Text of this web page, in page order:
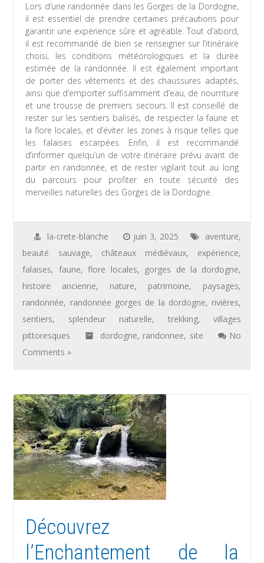
Lors d’une randonnée dans les Gorges de la Dordogne,
il est essentiel de prendre certaines précautions pour
garantir une expérience sûre et agréable. Tout d’abord,
il est recommandé de bien se renseigner sur l’itinéraire
choisi, les conditions météorologiques et la durée
estimée de la randonnée. Il est également important
de porter des vêtements et des chaussures adaptés,
ainsi que d’emporter suffisamment d’eau, de nourriture
et une trousse de premiers secours. Il est conseillé de
rester sur les sentiers balisés, de respecter la faune et
la flore locales, et d’éviter les zones à risque telles que
les falaises escarpées. Enfin, il est recommandé
d’informer quelqu’un de votre itinéraire prévu avant de
partir en randonnée, et de rester vigilant tout au long
du parcours pour profiter en toute sécurité des
merveilles naturelles des Gorges de la Dordogne.
la-crete-blanche juin 3, 2025 aventure,
beauté sauvage, châteaux médiévaux, expérience,
falaises, faune,flore locales, gorges de la dordogne,
histoire ancienne, nature, patrimoine, paysages,
randonnée, randonnée gorges de la dordogne, rivières,
sentiers, splendeur naturelle, trekking,villages
pittoresques
dordogne, randonnee, site
No
Comments »
Découvrez
l’Enchantement de la